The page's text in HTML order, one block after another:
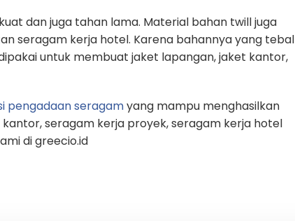
dan juga tahan lama. Material bahan twill juga
seragam kerja hotel. Karena bahannya yang tebal
untuk membuat jaket lapangan, jaket kantor,
pengadaan seragamyang mampu menghasilkan
seragam kerja proyek, seragam kerja hotel
di greecio.id